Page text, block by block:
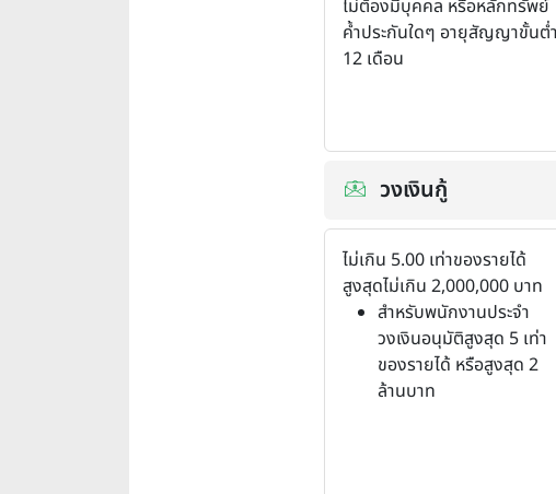
ไม่ต้องมีบุคคล หรือหลักทรัพย์
ค้ำประกันใดๆ อายุสัญญาขั้นต่ำ
12 เดือน
วงเงินกู้
ไม่เกิน 5.00 เท่าของรายได้
สูงสุดไม่เกิน 2,000,000 บาท
สำหรับพนักงานประจำ
วงเงินอนุมัติสูงสุด 5 เท่า
ของรายได้ หรือสูงสุด 2
ล้านบาท